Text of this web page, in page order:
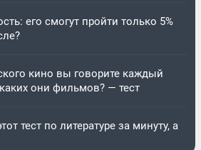
его смогут пройти только 5%
кино вы говорите каждый
они фильмов? — тест
тест по литературе за минуту, а